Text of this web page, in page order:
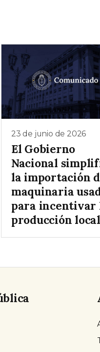
23 de junio de 2026
El Gobierno
Nacional
la importación
maquinaria
para incentivar
producción local